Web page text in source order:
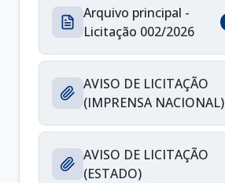
Arquivo principal -
Licitação 002/2026
AVISO DE LICITAÇÃO
(IMPRENSA NACIONAL)
AVISO DE LICITAÇÃO
(ESTADO)